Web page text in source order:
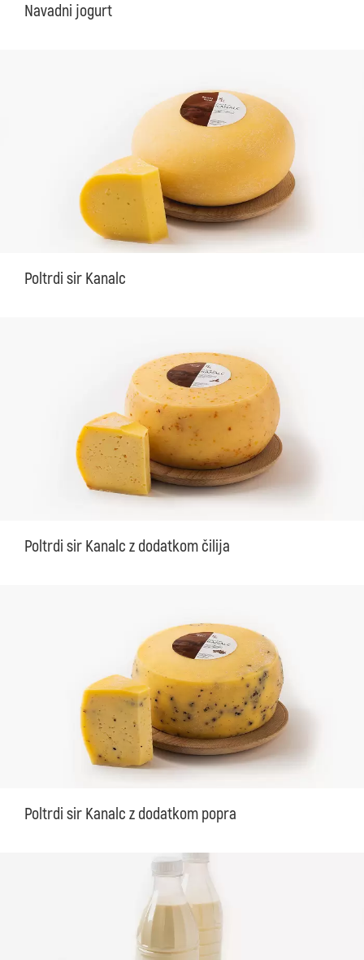
Navadni jogurt
Poltrdi sir Kanalc
Poltrdi sir Kanalc z dodatkom čilija
Poltrdi sir Kanalc z dodatkom popra